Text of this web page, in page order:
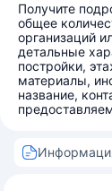
Получите
общее
организаций
детальные
постройки,
материалы,
название,